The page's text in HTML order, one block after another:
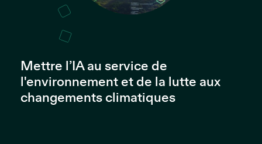
Mettre l’IA au service de
l'environnement et de la lutte aux
changements climatiques